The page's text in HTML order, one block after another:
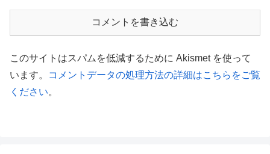
コメントを書き込む
このサイトはスパムを低減するために Akismet を使って
います。
コメントデータの処理方法の詳細はこちらをご覧
ください。